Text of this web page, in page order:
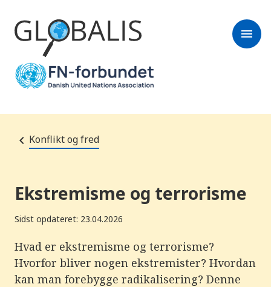
menu
Konflikt og fred
Ekstremisme og terrorisme
Sidst opdateret: 23.04.2026
Hvad er ekstremisme og terrorisme?
Hvorfor bliver nogen ekstremister? Hvordan
kan man forebygge radikalisering? Denne